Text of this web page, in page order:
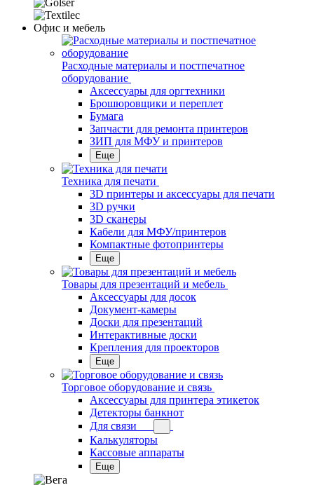
Офис и мебель
Расходные материалы и постпечатное
оборудование
Аксессуары для оргтехники
Брошюровщики и переплет
Бумага
Запчасти для ремонта принтеров
ЗИП для МФУ и принтеров
Еще
Техника для печати
3D принтеры и аксессуары для печати
3D ручки
3D сканеры
Кабели для МФУ/принтеров
Компактные фотопринтеры
Еще
Товары для презентаций и мебель
Аксессуары для досок
Документ-камеры
Доски для презентаций
Интерактивные доски
Крепления для проекторов
Еще
Торговое оборудование и связь
Аксессуары для принтера этикеток
Детекторы банкнот
Для связи
Калькуляторы
Кассовые аппараты
Еще